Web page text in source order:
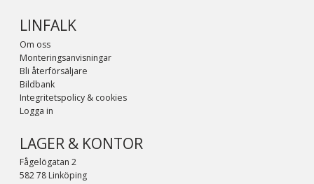
LINFALK
Om oss
Monteringsanvisningar
Bli återförsäljare
Bildbank
Integritetspolicy & cookies
Logga in
LAGER & KONTOR
Fågelögatan 2
582 78 Linköping